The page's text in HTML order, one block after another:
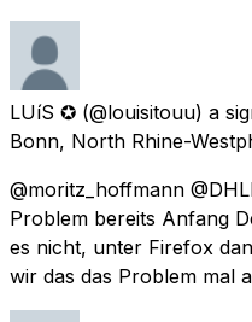
LUíS ✪ (@louisitouu) a
Bonn, North Rhine-
@moritz_hoffmann
Problem bereits Anfang
es nicht, unter Firefox
wir das das Problem mal